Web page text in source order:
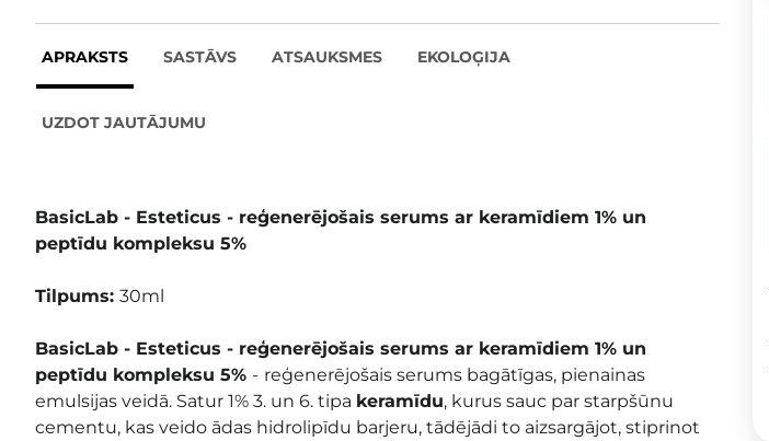
APRAKSTS SASTĀVS ATSAUKSMES EKOLOĢIJA
UZDOT JAUTĀJUMU
BasicLab - Esteticus - reģenerējošais serums ar keramīdiem 1% un
peptīdu kompleksu 5%
Tilpums: 30ml
BasicLab - Esteticus - reģenerējošais serums ar keramīdiem 1% un
peptīdu kompleksu 5% - reģenerējošais serums bagātīgas, pienainas
emulsijas veidā. Satur 1% 3. un 6. tipa keramīdu, kurus sauc par starpšūnu
cementu, kas veido ādas hidrolipīdu barjeru, tādējādi to aizsargājot, stiprinot